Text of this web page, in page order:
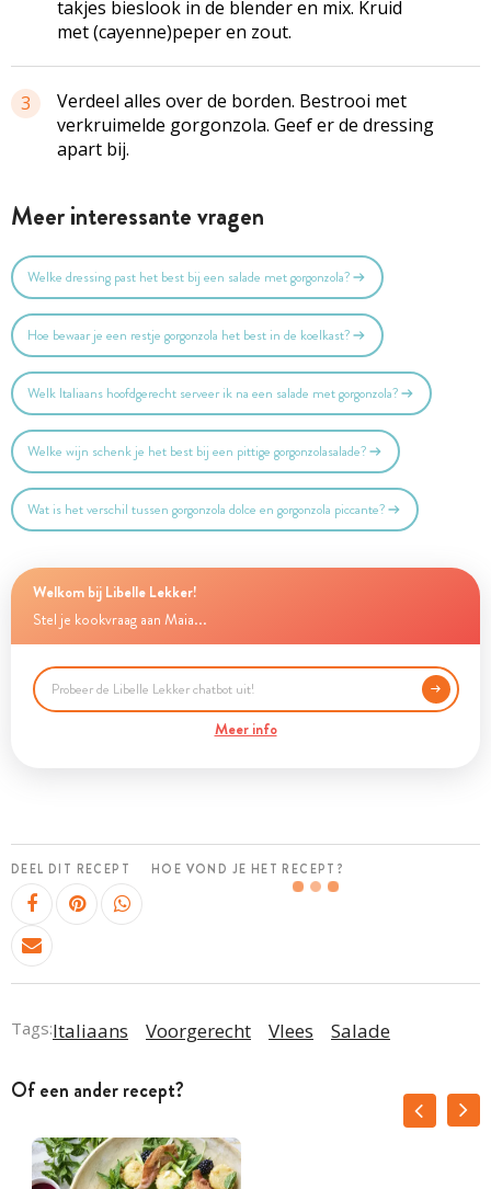
takjes bieslook in de blender en mix. Kruid
met (cayenne)peper en zout.
3
Verdeel alles over de borden. Bestrooi met
verkruimelde gorgonzola. Geef er de dressing
apart bij.
Meer interessante vragen
Welke dressing past het best bij een salade met gorgonzola?
Hoe bewaar je een restje gorgonzola het best in de koelkast?
Welk Italiaans hoofdgerecht serveer ik na een salade met gorgonzola?
Welke wijn schenk je het best bij een pittige gorgonzolasalade?
Wat is het verschil tussen gorgonzola dolce en gorgonzola piccante?
Welkom bij Libelle Lekker!
Stel je kookvraag aan Maia...
Meer info
DEEL DIT RECEPT HOE VOND JE HET RECEPT?
Tags:Italiaans Voorgerecht Vlees Salade
Of een ander recept?